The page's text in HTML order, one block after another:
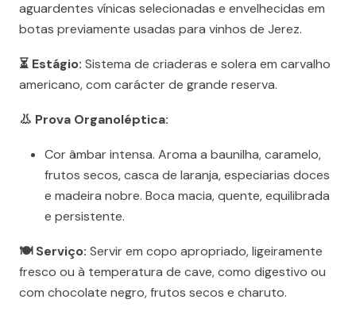
aguardentes vínicas selecionadas e envelhecidas em
botas previamente usadas para vinhos de Jerez.
⏳ Estágio: Sistema de criaderas e solera em carvalho
americano, com carácter de grande reserva.
👃 Prova Organoléptica:
Cor âmbar intensa. Aroma a baunilha, caramelo,
frutos secos, casca de laranja, especiarias doces
e madeira nobre. Boca macia, quente, equilibrada
e persistente.
🍽️ Serviço: Servir em copo apropriado, ligeiramente
fresco ou à temperatura de cave, como digestivo ou
com chocolate negro, frutos secos e charuto.